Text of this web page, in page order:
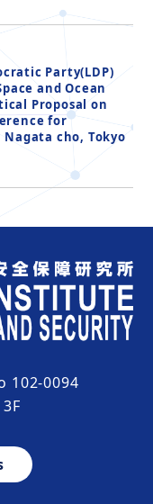
Party(LDP)
and Ocean
Proposal on
for
cho, Tokyo
102-0094